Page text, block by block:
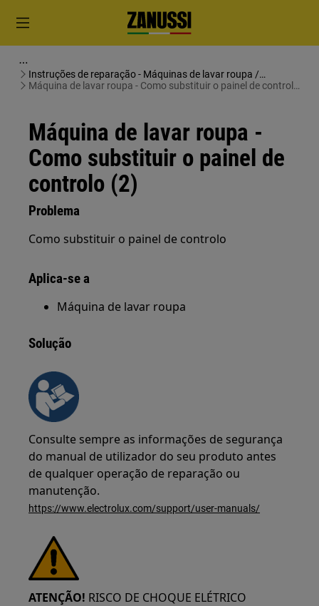
Instruções de reparação - Máquinas de lavar roupa /
Máquinas de lavar e secar roupa
Máquina de lavar roupa - Como substituir o painel de controlo
Máquina de lavar roupa -
Como substituir o painel de
controlo (2)
Problema
Como substituir o painel de controlo
Aplica-se a
Máquina de lavar roupa
Solução
Consulte sempre as informações de segurança
do manual de utilizador do seu produto antes
de qualquer operação de reparação ou
manutenção.
https://www.electrolux.com/support/user-manuals/
ATENÇÃO! RISCO DE CHOQUE ELÉTRICO